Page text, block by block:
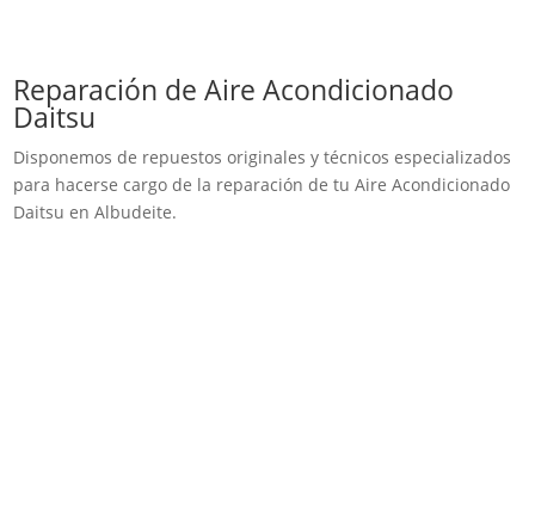
Reparación de Aire Acondicionado
Daitsu
Disponemos de repuestos originales y técnicos especializados
para hacerse cargo de la reparación de tu Aire Acondicionado
Daitsu en Albudeite.